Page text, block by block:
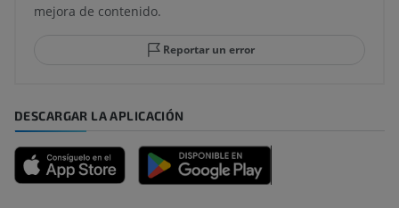
mejora de contenido.
Reportar un error
DESCARGAR LA APLICACIÓN